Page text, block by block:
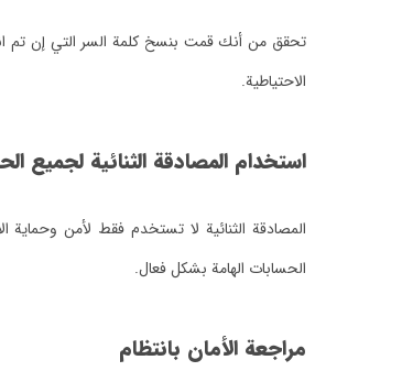
تحقق من أنك قمت بنسخ كلمة السر التي إن تم
الاحتياطية.
استخدام المصادقة الثنائية لجميع
المصادقة الثنائية لا تستخدم فقط لأمن
الحسابات الهامة بشكل فعال.
مراجعة الأمان بانتظام